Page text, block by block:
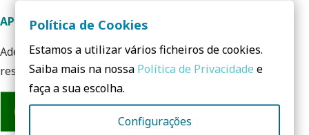
APLICAÇÕES
Adequada para pavimento, em espaços exteriores,
residenciais ou públicos, e áreas de tráfego intenso.
Política de Cookies
Estamos a utilizar vários ficheiros de cookies.
Saiba mais na nossa Política de Privacidade e
faça a sua escolha.
Configurações